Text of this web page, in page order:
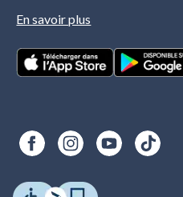
En savoir plus